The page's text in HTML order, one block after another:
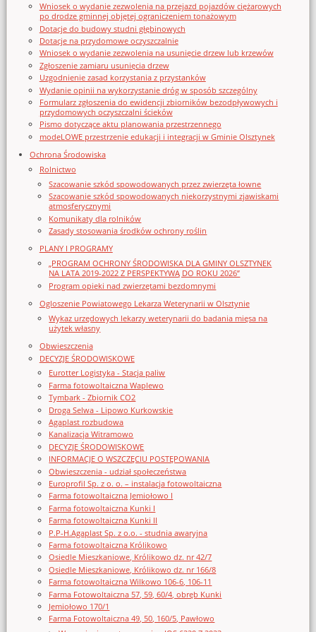
Wniosek o wydanie zezwolenia na przejazd pojazdów ciężarowych
po drodze gminnej objętej ograniczeniem tonażowym
Dotacje do budowy studni głębinowych
Dotacje na przydomowe oczyszczalnie
Wniosek o wydanie zezwolenia na usunięcie drzew lub krzewów
Zgłoszenie zamiaru usunięcia drzew
Uzgodnienie zasad korzystania z przystanków
Wydanie opinii na wykorzystanie dróg w sposób szczególny
Formularz zgłoszenia do ewidencji zbiorników bezodpływowych i
przydomowych oczyszczalni ścieków
Pismo dotyczące aktu planowania przestrzennego
modeLOWE przestrzenie edukacji i integracji w Gminie Olsztynek
Ochrona Środowiska
Rolnictwo
Szacowanie szkód spowodowanych przez zwierzęta łowne
Szacowanie szkód spowodowanych niekorzystnymi zjawiskami
atmosferycznymi
Komunikaty dla rolników
Zasady stosowania środków ochrony roślin
PLANY I PROGRAMY
„PROGRAM OCHRONY ŚRODOWISKA DLA GMINY OLSZTYNEK
NA LATA 2019-2022 Z PERSPEKTYWĄ DO ROKU 2026”
Program opieki nad zwierzętami bezdomnymi
Ogloszenie Powiatowego Lekarza Weterynarii w Olsztynie
Wykaz urzędowych lekarzy weterynarii do badania mięsa na
użytek własny
Obwieszczenia
DECYZJE ŚRODOWISKOWE
Eurotter Logistyka - Stacja paliw
Farma fotowoltaiczna Waplewo
Tymbark - Zbiornik CO2
Droga Selwa - Lipowo Kurkowskie
Agaplast rozbudowa
Kanalizacja Witramowo
DECYZJE ŚRODOWISKOWE
INFORMACJE O WSZCZĘCIU POSTĘPOWANIA
Obwieszczenia - udział społeczeństwa
Europrofil Sp. z o. o. – instalacja fotowoltaiczna
Farma fotowoltaiczna Jemiołowo I
Farma fotowoltaiczna Kunki I
Farma fotowoltaiczna Kunki II
P.P-H.Agaplast Sp. z o.o. - studnia awaryjna
Farma fotowoltaiczna Królikowo
Osiedle Mieszkaniowe, Królikowo dz. nr 42/7
Osiedle Mieszkaniowe, Królikowo dz. nr 166/8
Farma fotowoltaiczna Wilkowo 106-6, 106-11
Farma Fotowoltaiczna 57, 59, 60/4, obręb Kunki
Jemiołowo 170/1
Farma Fotowoltaiczna 49, 50, 160/5, Pawłowo